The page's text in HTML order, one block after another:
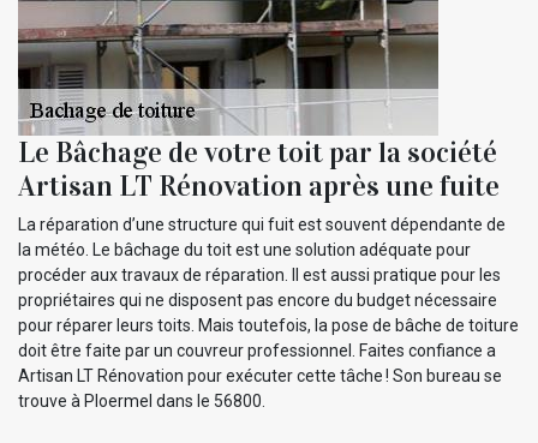
Le Bâchage de votre toit par la société
Artisan LT Rénovation après une fuite
La réparation d’une structure qui fuit est souvent dépendante de
la météo. Le bâchage du toit est une solution adéquate pour
procéder aux travaux de réparation. Il est aussi pratique pour les
propriétaires qui ne disposent pas encore du budget nécessaire
pour réparer leurs toits. Mais toutefois, la pose de bâche de toiture
doit être faite par un couvreur professionnel. Faites confiance a
Artisan LT Rénovation pour exécuter cette tâche ! Son bureau se
trouve à Ploermel dans le 56800.